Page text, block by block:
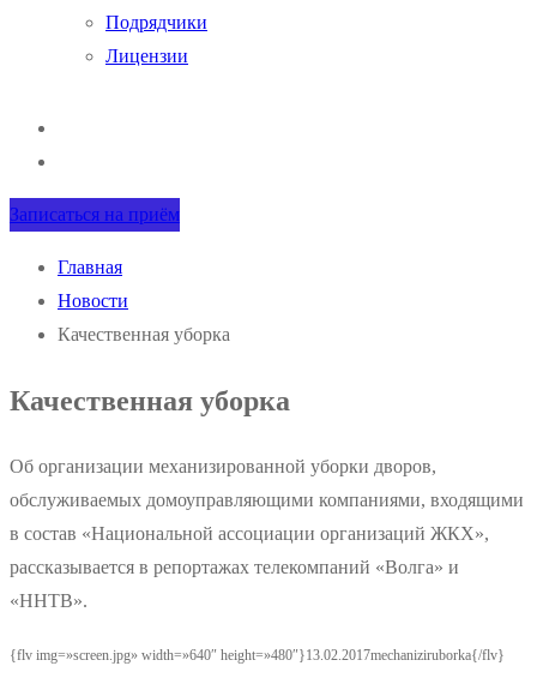
Подрядчики
Лицензии
Записаться на приём
Главная
Новости
Качественная уборка
Качественная уборка
Об организации механизированной уборки дворов,
обслуживаемых домоуправляющими компаниями, входящими
в состав «Национальной ассоциации организаций ЖКХ»,
рассказывается в репортажах телекомпаний «Волга» и
«ННТВ».
{flv img=»screen.jpg» width=»640″ height=»480″}13.02.2017mechaniziruborka{/flv}